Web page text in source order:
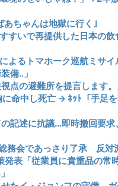
あちゃんは地獄に行く｣
すいで再提供した日本の
よるトマホーク巡航ミサ
備‥」
点の避難所を提言します。
命中し死亡 → ﾈｯﾄ「手足
記述に抗議…即時撤回要求
務会であっさり了承 反
発表「従業員に貴重品の常